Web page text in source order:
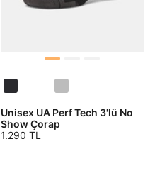
Unisex UA Perf Tech 3'lü No
Show Çorap
1.290 TL